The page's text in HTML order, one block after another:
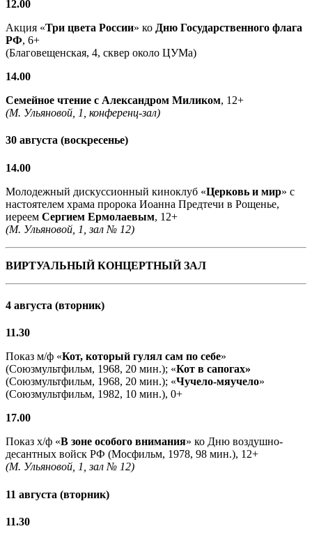
12.00
Акция «Три цвета России» ко Дню Государственного флага
РФ, 6+
(Благовещенская, 4, сквер около ЦУМа)
14.00
Семейное чтение с Александром Миликом, 12+
(М. Ульяновой, 1, конференц-зал)
30 августа (воскресенье)
14.00
Молодежный дискуссионный киноклуб «Церковь и мир» с
настоятелем храма пророка Иоанна Предтечи в Рощенье,
иереем Сергием Ермолаевым, 12+
(М. Ульяновой, 1, зал № 12)
ВИРТУАЛЬНЫЙ КОНЦЕРТНЫЙ ЗАЛ
4 августа (вторник)
11.30
Показ м/ф «Кот, который гулял сам по себе»
(Союзмультфильм, 1968, 20 мин.); «Кот в сапогах»
(Союзмультфильм, 1968, 20 мин.); «Чучело-мяучело»
(Союзмультфильм, 1982, 10 мин.), 0+
17.00
Показ х/ф «В зоне особого внимания» ко Дню воздушно-
десантных войск РФ (Мосфильм, 1978, 98 мин.), 12+
(М. Ульяновой, 1, зал № 12)
11 августа (вторник)
11.30